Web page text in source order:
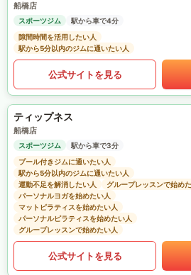
船橋店
スポーツジム
駅から車で4分
隙間時間を活用したい人
駅から5分以内のジムに通いたい人
公式サイトを見る
ティップネス
船橋店
スポーツジム
駅から車で3分
プール付きジムに通いたい人
駅から5分以内のジムに通いたい人
運動不足を解消したい人
グループレッスンで始め
パーソナルヨガを始めたい人
マットピラティスを始めたい人
パーソナルピラティスを始めたい人
グループレッスンで始めたい人
公式サイトを見る